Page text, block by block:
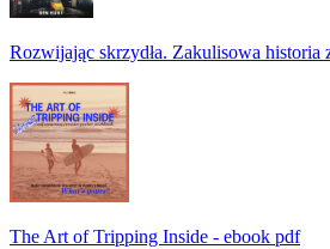
Rozwijając skrzydła. Zakulisowa historia
The Art of Tripping Inside - ebook pdf